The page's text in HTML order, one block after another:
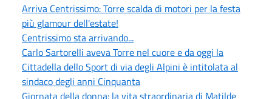
Arriva Centrissimo: Torre scalda di motori per la festa
più glamour dell'estate!
Centrissimo sta arrivando...
Carlo Sartorelli aveva Torre nel cuore e da oggi la
Cittadella dello Sport di via degli Alpini è intitolata al
sindaco degli anni Cinquanta
Giornata della donna: la vita straordinaria di Matilde